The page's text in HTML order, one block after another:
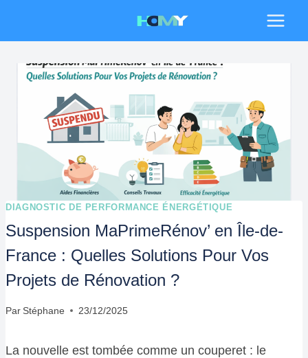
DIAGNOSTIC DE PERFORMANCE ÉNERGÉTIQUE
Suspension MaPrimeRénov’ en Île-de-
France : Quelles Solutions Pour Vos
Projets de Rénovation ?
Par Stéphane 23/12/2025
La nouvelle est tombée comme un couperet : le